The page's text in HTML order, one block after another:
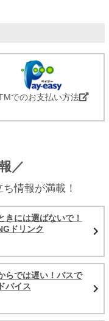
でのお支払い方法
／
情報が満載！
きには選ばないで！
ドリンク
らでは遅い！バスで
バイス